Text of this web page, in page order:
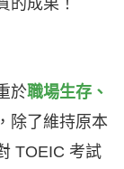
的成果！
於職場生存、
除了維持原本
TOEIC 考試